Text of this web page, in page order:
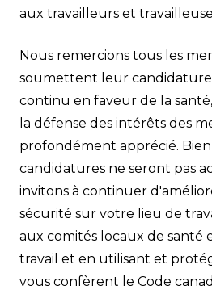
aux travailleurs et
Nous remercions tous les
soumettent leur
continu en faveur de la
la défense des intérêts des
profondément apprécié.
candidatures ne seront pas
invitons à continuer
sécurité sur votre lieu de
aux comités locaux de santé
travail et en utilisant et
vous confèrent le Code